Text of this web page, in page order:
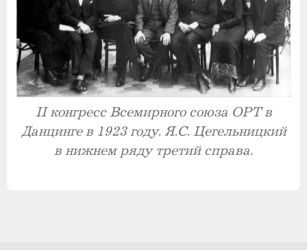
II конгресс Всемирного союза ОРТ в
Данцинге в 1923 году. Я.С. Цегельницкий
в нижнем ряду третий справа.